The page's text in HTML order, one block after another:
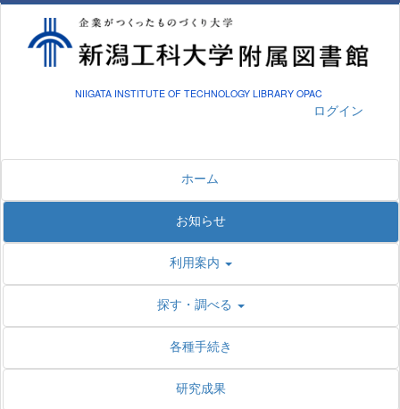
NIIGATA INSTITUTE OF TECHNOLOGY LIBRARY OPAC
ログイン
ホーム
お知らせ
利用案内
探す・調べる
各種手続き
研究成果